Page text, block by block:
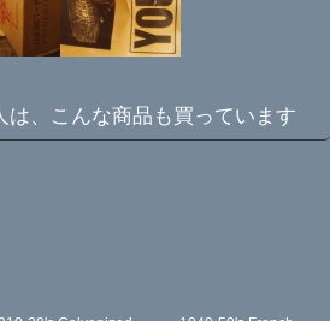
は、こんな商品も買っています